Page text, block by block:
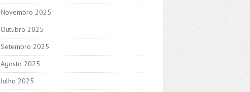
Novembro 2025
Outubro 2025
Setembro 2025
Agosto 2025
Julho 2025